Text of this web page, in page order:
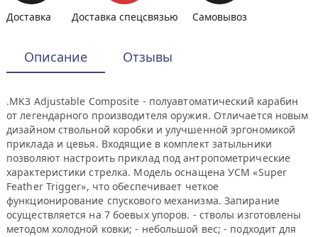
Доставка Доставка спецсвязью Самовывоз
Описание Отзывы
.MK3 Adjustable Composite - полуавтоматический карабин
от легендарного производителя оружия. Отличается новым
дизайном ствольной коробки и улучшенной эргономикой
приклада и цевья. Входящие в комплект затыльники
позволяют настроить приклад под антропометрические
характеристики стрелка. Модель оснащена УСМ «Super
Feather Trigger», что обеспечивает четкое
функционирование спускового механизма. Запирание
осуществляется на 7 боевых упоров. - стволы изготовлены
методом холодной ковки; - небольшой вес; - подходит для